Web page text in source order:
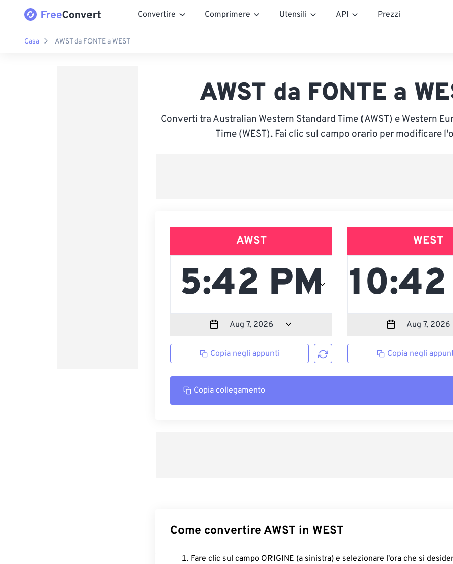
Convertire Comprimere Utensili API Prezzi
Casa AWST da FONTE a WEST
AWST da FONTE a
Converti tra Australian Western Standard Time (AWST) e Western
Time (WEST). Fai clic sul campo orario per modificare
AWST
Copia negli appunti
WEST
Copia negli
Copia collegamento
Come convertire AWST in WEST
Fare clic sul campo ORIGINE (a sinistra) e selezionare l'ora che si